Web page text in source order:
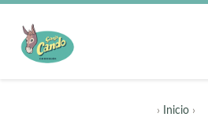
› Inicio ›